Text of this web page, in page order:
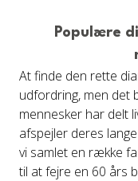
Populære
At finde den rette
udfordring, men det
mennesker har delt
afspejler deres
vi samlet en række
til at fejre en 60 års